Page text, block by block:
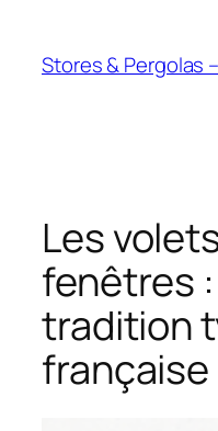
contenu
Stores & Pergolas
Les
fenêtres
tradition
française